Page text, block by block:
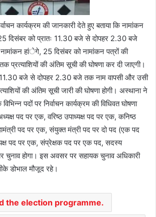
कार्यक्रम की जानकारी देते हुए बताया कि नामांकन
दिसंबर को प्रातः 11.30 बजे से दोपहर 2.30 बजे
हांेगे, 25 दिसंबर को नामांकन पत्रों की
प्रत्याशियों की अंतिम सूची की घोषणा कर दी जाएगी।
बजे से दोपहर 2.30 बजे तक नाम वापसी और उसी
की अंतिम सूची जारी की घोषणा होगी। अस्थाना ने
विभिन्न पदों पर निर्वाचन कार्यक्रम की विधिवत घोषणा
पद पर एक, वरिष्ठ उपाध्यक्ष पद पर एक, कनिष्ठ
पद पर एक, संयुक्त मंत्री पद पर दो पद (एक पद
पद पर एक, संप्रेक्षक पद पर एक पद, सदस्य
चुनाव होगा। इस अवसर पर सहायक चुनाव अधिकारी
डोभाल मौजूद रहे।
the election programme.